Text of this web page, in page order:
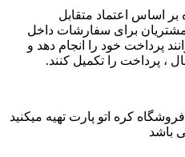
اساس اعتماد متقابل
برای سفارشات داخل
پرداخت خود را انجام دهد و
، پرداخت را تکمیل کنند.
کره اتو پارت تهیه میکنید
باشد